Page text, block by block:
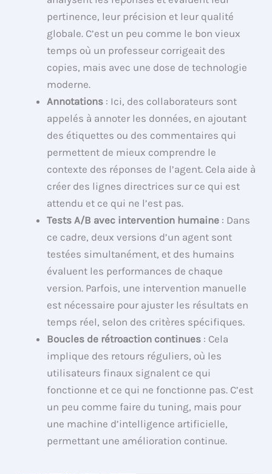
pertinence, leur précision et leur qualité
globale. C’est un peu comme le bon vieux
temps où un professeur corrigeait des
copies, mais avec une dose de technologie
moderne.
Annotations : Ici, des collaborateurs sont
appelés à annoter les données, en ajoutant
des étiquettes ou des commentaires qui
permettent de mieux comprendre le
contexte des réponses de l’agent. Cela aide à
créer des lignes directrices sur ce qui est
attendu et ce qui ne l’est pas.
Tests A/B avec intervention humaine : Dans
ce cadre, deux versions d’un agent sont
testées simultanément, et des humains
évaluent les performances de chaque
version. Parfois, une intervention manuelle
est nécessaire pour ajuster les résultats en
temps réel, selon des critères spécifiques.
Boucles de rétroaction continues : Cela
implique des retours réguliers, où les
utilisateurs finaux signalent ce qui
fonctionne et ce qui ne fonctionne pas. C’est
un peu comme faire du tuning, mais pour
une machine d’intelligence artificielle,
permettant une amélioration continue.